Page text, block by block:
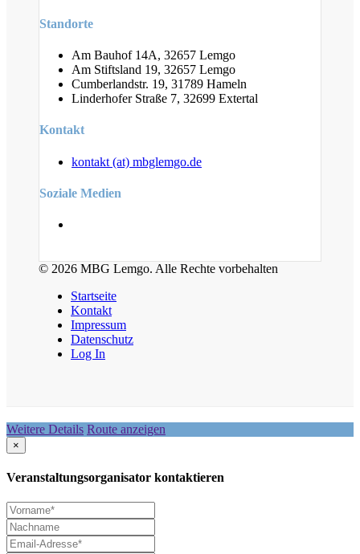
Standorte
Am Bauhof 14A, 32657 Lemgo
Am Stiftsland 19, 32657 Lemgo
Cumberlandstr. 19, 31789 Hameln
Linderhofer Straße 7, 32699 Extertal
Kontakt
kontakt (at) mbglemgo.de
Soziale Medien
© 2026 MBG Lemgo. Alle Rechte vorbehalten
Startseite
Kontakt
Impressum
Datenschutz
Log In
Weitere Details Route anzeigen
×
Veranstaltungsorganisator kontaktieren